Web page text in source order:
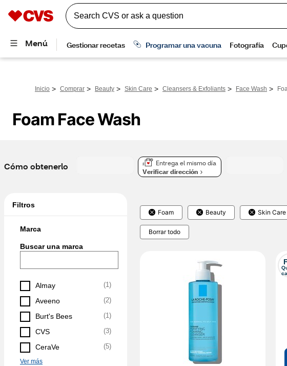
Inicio > Comprar > Beauty > Skin Care > Cleansers & Exfoliants > Face Wash >
Foam Face Wash
Cómo obtenerlo
Entrega el mismo día
Verificar dirección
Filtros
Marca
Buscar una marca
Almay (1)
Aveeno (2)
Burt's Bees (1)
CVS (3)
CeraVe (5)
Ver más
Foam Beauty Skin Care
Borrar todo